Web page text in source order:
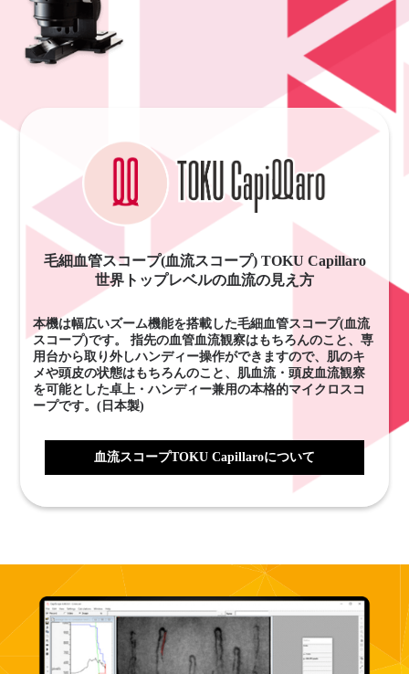
毛細血管スコープ(血流スコープ) TOKU Capillaro
世界トップレベルの血流の見え方
本機は幅広いズーム機能を搭載した毛細血管スコープ(血流
スコープ)です。 指先の血管血流観察はもちろんのこと、専
用台から取り外しハンディー操作ができますので、肌のキ
メや頭皮の状態はもちろんのこと、肌血流・頭皮血流観察
を可能とした卓上・ハンディー兼用の本格的マイクロスコ
ープです。(日本製)
血流スコープTOKU Capillaroについて